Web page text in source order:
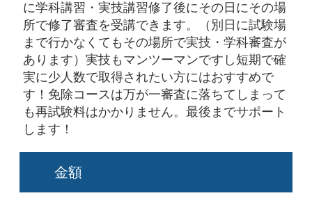
に学科講習・実技講習修了後にその日にその場
所で修了審査を受講できます。（別日に試験場
まで行かなくてもその場所で実技・学科審査が
あります）実技もマンツーマンですし短期で確
実に少人数で取得されたい方にはおすすめで
す！免除コースは万が一審査に落ちてしまって
も再試験料はかかりません。最後までサポート
します！
金額